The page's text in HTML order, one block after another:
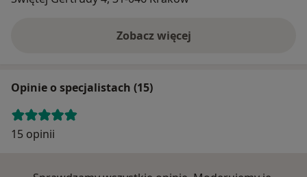
Zobacz więcej
Opinie o specjalistach (15)
15 opinii